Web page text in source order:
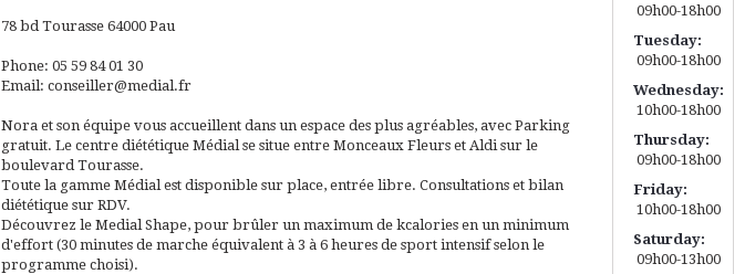
78 bd Tourasse 64000 Pau
Phone: 05 59 84 01 30
Email: conseiller@medial.fr
Nora et son équipe vous accueillent dans un espace des plus agréables, avec Parking
gratuit. Le centre diététique Médial se situe entre Monceaux Fleurs et Aldi sur le
boulevard Tourasse.
Toute la gamme Médial est disponible sur place, entrée libre. Consultations et bilan
diététique sur RDV.
Découvrez le Medial Shape, pour brûler un maximum de kcalories en un minimum
d'effort (30 minutes de marche équivalent à 3 à 6 heures de sport intensif selon le
programme choisi).
09h00-18h00
Tuesday:
09h00-18h00
Wednesday:
10h00-18h00
Thursday:
09h00-18h00
Friday:
10h00-18h00
Saturday:
09h00-13h00